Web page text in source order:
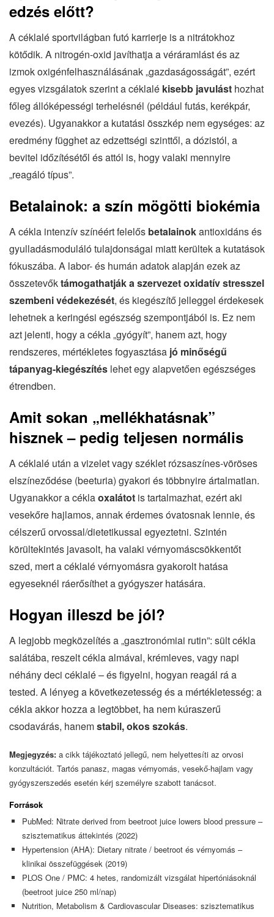
edzés előtt?
A céklalé sportvilágban futó karrierje is a nitrátokhoz
kötődik. A nitrogén-oxid javíthatja a véráramlást és az
izmok oxigénfelhasználásának „gazdaságosságát”, ezért
egyes vizsgálatok szerint a céklalé kisebb javulást hozhat
főleg állóképességi terhelésnél (például futás, kerékpár,
evezés). Ugyanakkor a kutatási összkép nem egységes: az
eredmény függhet az edzettségi szinttől, a dózistól, a
bevitel időzítésétől és attól is, hogy valaki mennyire
„reagáló típus”.
Betalainok: a szín mögötti biokémia
A cékla intenzív színéért felelős betalainokantioxidáns és
gyulladásmoduláló tulajdonságai miatt kerültek a kutatások
fókuszába. A labor- és humán adatok alapján ezek az
összetevőktámogathatják a szervezet oxidatív stresszel
szembeni védekezését, és kiegészítő jelleggel érdekesek
lehetnek a keringési egészség szempontjából is. Ez nem
azt jelenti, hogy a cékla „gyógyít”, hanem azt, hogy
rendszeres, mértékletes fogyasztása jó minőségű
tápanyag-kiegészítés lehet egy alapvetően egészséges
étrendben.
Amit sokan „mellékhatásnak”
hisznek – pedig teljesen normális
A céklalé után a vizelet vagy széklet rózsaszínes-vöröses
elszíneződése (beeturia) gyakori és többnyire ártalmatlan.
Ugyanakkor a céklaoxalátot is tartalmazhat, ezért aki
vesekőre hajlamos, annak érdemes óvatosnak lennie, és
célszerű orvossal/dietetikussal egyeztetni. Szintén
körültekintés javasolt, ha valaki vérnyomáscsökkentőt
szed, mert a céklalé vérnyomásra gyakorolt hatása
egyeseknél ráerősíthet a gyógyszer hatására.
Hogyan illeszd be jól?
A legjobb megközelítés a „gasztronómiai rutin”: sült cékla
salátába, reszelt cékla almával, krémleves, vagy napi
néhány deci céklalé – és figyelni, hogyan reagál rá a
tested. A lényeg a következetesség és a mértékletesség: a
cékla akkor hozza a legtöbbet, ha nem kúraszerű
csodavárás, hanemstabil, okos szokás.
Megjegyzés: a cikk tájékoztató jellegű, nem helyettesíti az orvosi
konzultációt. Tartós panasz, magas vérnyomás, vesekő-hajlam vagy
gyógyszerszedés esetén kérj személyre szabott tanácsot.
Források
PubMed: Nitrate derived from beetroot juice lowers blood pressure –
szisztematikus áttekintés (2022)
Hypertension (AHA): Dietary nitrate / beetroot és vérnyomás –
klinikai összefüggések (2019)
PLOS One / PMC: 4 hetes, randomizált vizsgálat hipertóniásoknál
(beetroot juice 250 ml/nap)
Nutrition, Metabolism & Cardiovascular Diseases: szisztematikus